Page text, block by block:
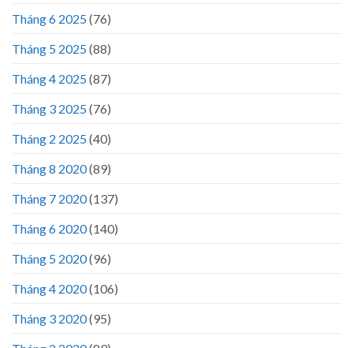
Tháng 6 2025(76)
Tháng 5 2025(88)
Tháng 4 2025(87)
Tháng 3 2025(76)
Tháng 2 2025(40)
Tháng 8 2020(89)
Tháng 7 2020(137)
Tháng 6 2020(140)
Tháng 5 2020(96)
Tháng 4 2020(106)
Tháng 3 2020(95)